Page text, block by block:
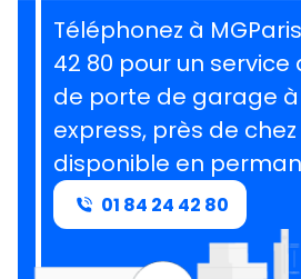
Téléphonez à
42 80 pour un
de porte de garage à
express, près de
disponible en
01 84 24 42 80